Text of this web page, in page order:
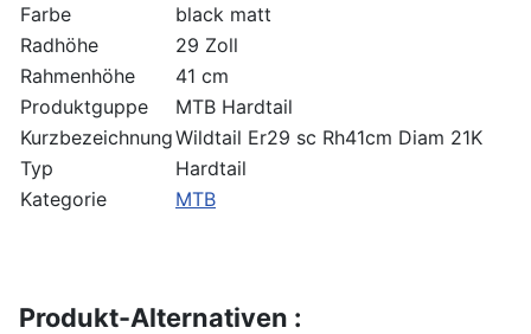
Farbe
black matt
Radhöhe
29 Zoll
Rahmenhöhe
41 cm
Produktguppe
MTB Hardtail
KurzbezeichnungWildtail Er29 sc Rh41cm Diam 21K
Typ
Hardtail
Kategorie
MTB
Produkt-Alternativen :